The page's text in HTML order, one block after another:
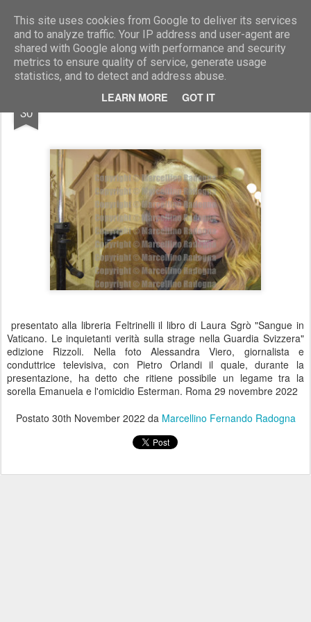
This site uses cookies from Google to deliver its services
and to analyze traffic. Your IP address and user-agent are
shared with Google along with performance and security
metrics to ensure quality of service, generate usage
statistics, and to detect and address abuse.
LEARN MORE GOT IT
Marcellino Radogna - Fotonotizie per la stampa
30 Alessandra Viero con Pietro Orlandi
presentato alla libreria Feltrinelli il libro di Laura Sgrò "Sangue in
Vaticano. Le inquietanti verità sulla strage nella Guardia Svizzera"
edizione Rizzoli. Nella foto Alessandra Viero, giornalista e
conduttrice televisiva, con Pietro Orlandi il quale, durante la
presentazione, ha detto che ritiene possibile un legame tra la
sorella Emanuela e l'omicidio Esterman. Roma 29 novembre 2022
Postato 30th November 2022 da Marcellino Fernando Radogna